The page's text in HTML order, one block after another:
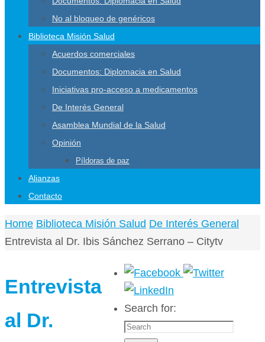
No al bloqueo de genéricos
Biblioteca Misión Salud
Acuerdos comerciales
Documentos: Diplomacia en Salud
Iniciativas pro-acceso a medicamentos
De Interés General
Asamblea Mundial de la Salud
Opinión
Píldoras de paz
Alianzas
Contacto
Home Biblioteca Misión Salud De Interés General
Entrevista al Dr. Ibis Sánchez Serrano – Citytv
Entrevista
al Dr.
Search for: